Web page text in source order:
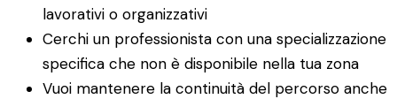
lavorativi o organizzativi
Cerchi un professionista con una specializzazione
specifica che non è disponibile nella tua zona
Vuoi mantenere la continuità del percorso anche